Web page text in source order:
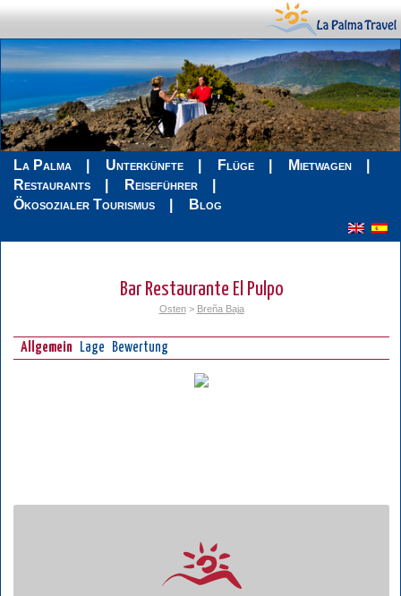
La Palma Unterkünfte Flüge
Mietwagen
Restaurants
Reiseführer
Ökosozialer Tourismus
Blog
Bar Restaurante El Pulpo
Osten> Breña Baja
Allgemein Lage Bewertung